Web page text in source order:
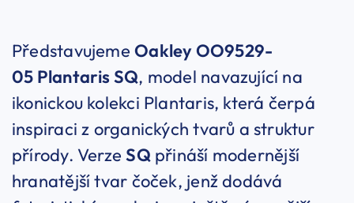
PředstavujemeOakley OO9529-
05 Plantaris SQ, model navazující na
ikonickou kolekci Plantaris, která čerpá
inspiraci z organických tvarů a struktur
přírody. VerzeSQpřináší modernější
hranatější tvar čoček, jenž dodává